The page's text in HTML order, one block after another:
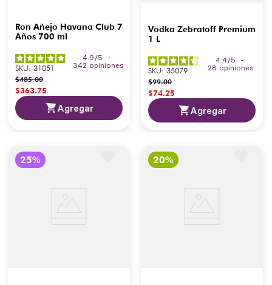
Ron Añejo Havana Club 7
Años 700 ml
4.9 /5
-
342 opiniones
SKU: 31051
$485.00
$363.75
Agregar
Vodka Zebratoff Premium
1 L
4.4 /5
-
28 opiniones
SKU: 35079
$99.00
$74.25
Agregar